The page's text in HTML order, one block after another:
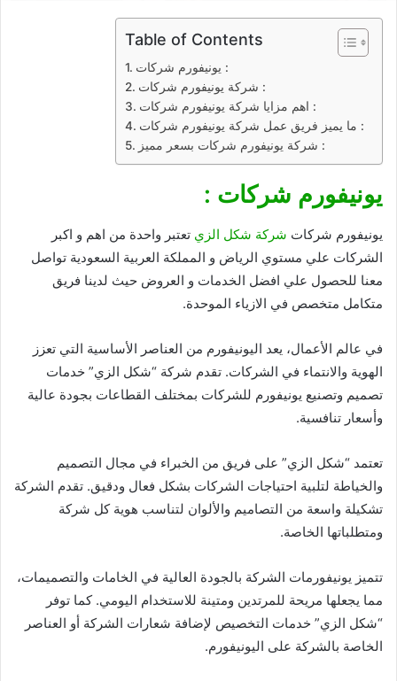
Table of Contents
يونيفورم شركات :
شركة يونيفورم شركات :
اهم مزايا شركة يونيفورم شركات :
ما يميز فريق عمل شركة يونيفورم شركات :
شركة يونيفورم شركات بسعر مميز :
يونيفورم شركات :
يونيفورم شركات شركة شكل الزي تعتبر واحدة من اهم و اكبر
الشركات علي مستوي الرياض و المملكة العربية السعودية تواصل
معنا للحصول علي افضل الخدمات و العروض حيث لدينا فريق
متكامل متخصص في الازياء الموحدة.
في عالم الأعمال، يعد اليونيفورم من العناصر الأساسية التي تعزز
الهوية والانتماء في الشركات. تقدم شركة “شكل الزي” خدمات
تصميم وتصنيع يونيفورم للشركات بمختلف القطاعات بجودة عالية
وأسعار تنافسية.
تعتمد “شكل الزي” على فريق من الخبراء في مجال التصميم
والخياطة لتلبية احتياجات الشركات بشكل فعال ودقيق. تقدم الشركة
تشكيلة واسعة من التصاميم والألوان لتناسب هوية كل شركة
ومتطلباتها الخاصة.
تتميز يونيفورمات الشركة بالجودة العالية في الخامات والتصميمات،
مما يجعلها مريحة للمرتدين ومتينة للاستخدام اليومي. كما توفر
“شكل الزي” خدمات التخصيص لإضافة شعارات الشركة أو العناصر
الخاصة بالشركة على اليونيفورم.